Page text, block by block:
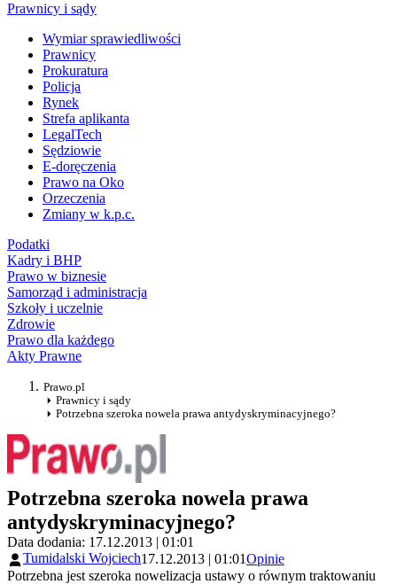
Prawnicy i sądy
Wymiar sprawiedliwości
Prawnicy
Prokuratura
Policja
Rynek
Strefa aplikanta
LegalTech
Sędziowie
E-doręczenia
Prawo na Oko
Orzeczenia
Zmiany w k.p.c.
Podatki
Kadry i BHP
Prawo w biznesie
Samorząd i administracja
Szkoły i uczelnie
Zdrowie
Prawo dla każdego
Akty Prawne
Prawo.pl
Prawnicy i sądy
Potrzebna szeroka nowela prawa antydyskryminacyjnego?
Potrzebna szeroka nowela prawa
antydyskryminacyjnego?
Data dodania: 17.12.2013 | 01:01
Tumidalski Wojciech17.12.2013 | 01:01Opinie
Potrzebna jest szeroka nowelizacja ustawy o równym traktowaniu